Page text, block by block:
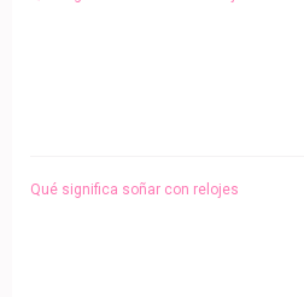
Qué significa soñar con relojes